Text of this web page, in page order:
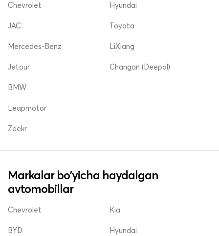
Chevrolet Hyundai
JAC
Mercedes-Benz
Jetour
Toyota
LiXiang
Changan (Deepal)
BMW
Leapmotor
Zeekr
Markalar bo'yicha haydalgan
avtomobillar
Chevrolet
BYD
Kia
Hyundai